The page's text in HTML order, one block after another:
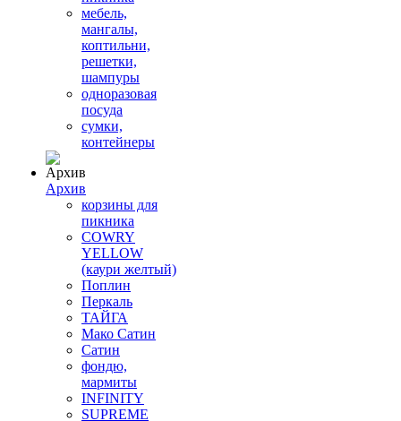
мебель,
мангалы,
коптильни,
решетки,
шампуры
одноразовая
посуда
сумки,
контейнеры
Архив
корзины для
пикника
COWRY
YELLOW
(каури желтый)
Поплин
Перкаль
ТАЙГА
Мако Сатин
Сатин
фондю,
мармиты
INFINITY
SUPREME